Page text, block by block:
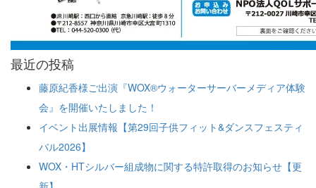
最近の投稿
藤原紀香様ご出演『WOX®ウォーターサーバーメディア体験
会』を開催いたしました！
イベント出展情報【第29回子供フィット&ダンスフェスティ
バル2026】
WOX・HTシルバー組成物に関する特許取得のお知らせ【更